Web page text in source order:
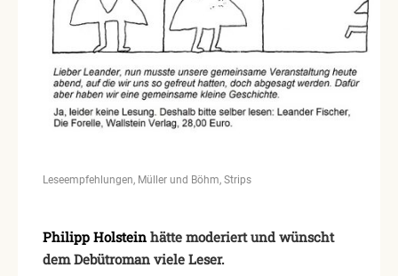
Leseempfehlungen Müller und Böhm Strips
Philipp Holstein hätte moderiert und wünscht
dem Debütroman viele Leser.